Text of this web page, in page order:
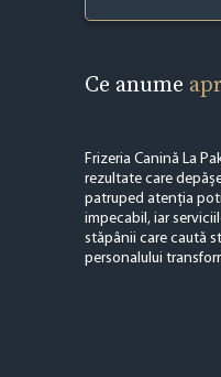
Ce anume
Frizeria Canină La
rezultate care
patruped atenția
impecabil, iar
stăpânii care caută
personalului